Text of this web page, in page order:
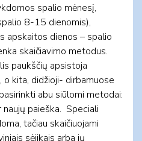
spalio mėnesį,
8-15 dienomis),
apskaitos dienos – spalio
skaičiavimo metodus.
paukščių apsistoja
kita, didžioji- dirbamuose
abu siūlomi metodai:
paieška. Speciali
tačiau skaičiuojami
sėjikais arba jų